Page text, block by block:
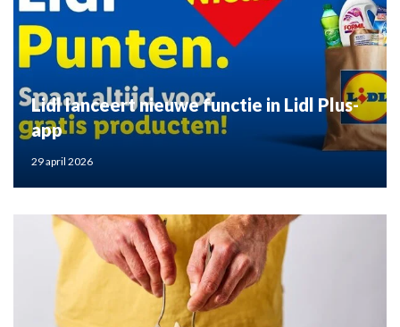
Lidl lanceert nieuwe functie in Lidl Plus-
app
29 april 2026